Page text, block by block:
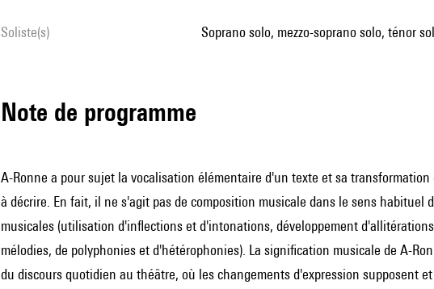
Soliste(s) soprano solo, mezzo-soprano solo, ténor
Note de programme
A-Ronne a pour sujet la vocalisation élémentaire d'un texte et sa
à décrire. En fait, il ne s'agit pas de composition musicale dans le sens habituel
musicales (utilisation d'inflections et d'intonations, développement
mélodies, de polyphonies et d'hétérophonies). La signification musicale de A-
du discours quotidien au théâtre, où les changements d'expression supposent